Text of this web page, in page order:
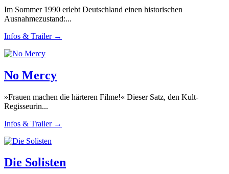
Im Sommer 1990 erlebt Deutschland einen historischen
Ausnahmezustand:...
Infos & Trailer →
No Mercy
»Frauen machen die härteren Filme!« Dieser Satz, den Kult-
Regisseurin...
Infos & Trailer →
Die Solisten